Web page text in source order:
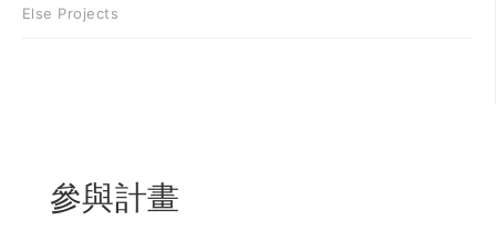
Else Projects
參與計畫